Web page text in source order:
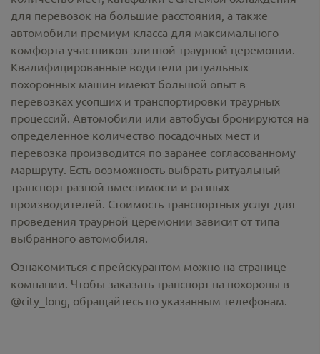
для перевозок на большие расстояния, а также
автомобили премиум класса для максимального
комфорта участников элитной траурной церемонии.
Квалифицированные водители ритуальных
похоронных машин имеют большой опыт в
перевозках усопших и транспортировки траурных
процессий. Автомобили или автобусы бронируются на
определенное количество посадочных мест и
перевозка производится по заранее согласованному
маршруту. Есть возможность выбрать ритуальный
транспорт разной вместимости и разных
производителей. Стоимость транспортных услуг для
проведения траурной церемонии зависит от типа
выбранного автомобиля.
Ознакомиться с прейскурантом можно на странице
компании. Чтобы заказать транспорт на похороны в
@city_long, обращайтесь по указанным телефонам.